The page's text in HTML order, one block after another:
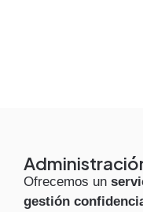
Ofrecemos un
gestión